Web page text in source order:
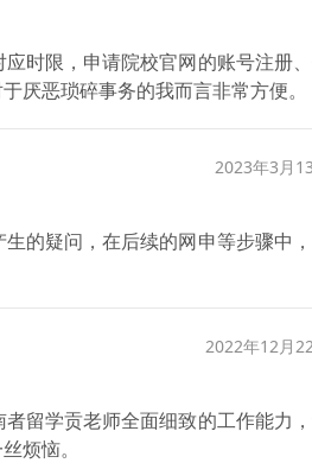
时限，申请院校官网的账号注册
厌恶琐碎事务的我而言非常方便。
2023年3月
的疑问，在后续的网申等步骤中
2022年12月
留学贡老师全面细致的工作能力
烦恼。